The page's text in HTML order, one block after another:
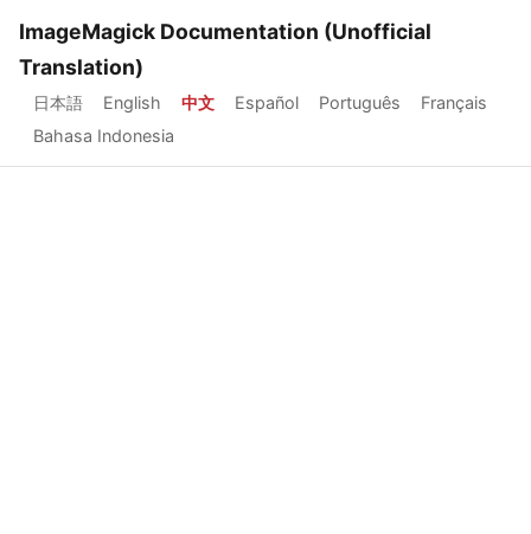
ImageMagick Documentation (Unofficial
Translation)
日本語 English 中文 Español Português
Français
Bahasa Indonesia